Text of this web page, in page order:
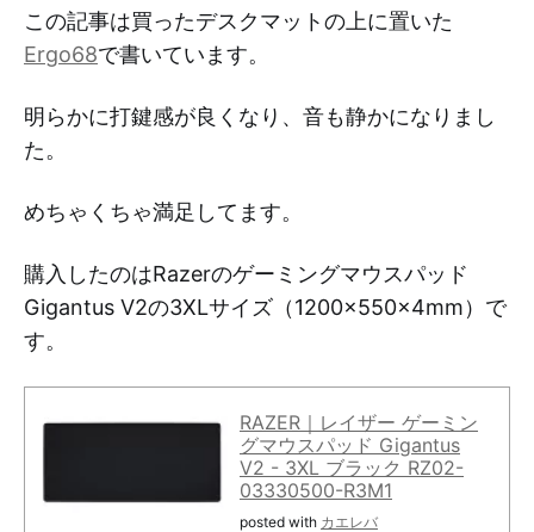
この記事は買ったデスクマットの上に置いた
Ergo68で書いています。
明らかに打鍵感が良くなり、音も静かになりまし
た。
めちゃくちゃ満足してます。
購入したのはRazerのゲーミングマウスパッド
Gigantus V2の3XLサイズ（1200×550×4mm）で
す。
RAZER｜レイザー ゲーミン
グマウスパッド Gigantus
V2 - 3XL ブラック RZ02-
03330500-R3M1
posted with カエレバ